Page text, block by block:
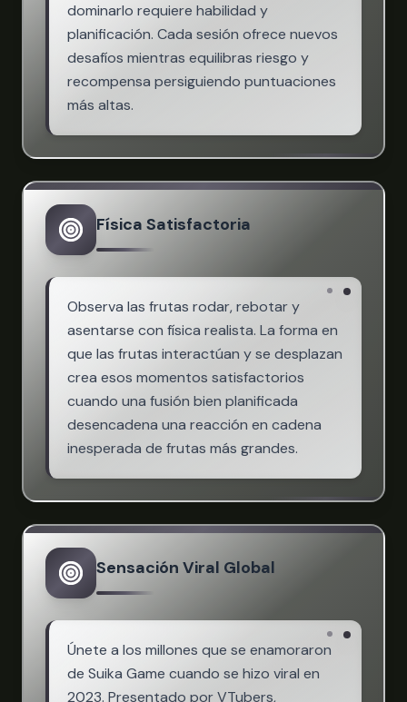
dominarlo requiere habilidad y
planificación. Cada sesión ofrece nuevos
desafíos mientras equilibras riesgo y
recompensa persiguiendo puntuaciones
más altas.
Física Satisfactoria
Observa las frutas rodar, rebotar y
asentarse con física realista. La forma en
que las frutas interactúan y se desplazan
crea esos momentos satisfactorios
cuando una fusión bien planificada
desencadena una reacción en cadena
inesperada de frutas más grandes.
Sensación Viral Global
Únete a los millones que se enamoraron
de Suika Game cuando se hizo viral en
2023. Presentado por VTubers,